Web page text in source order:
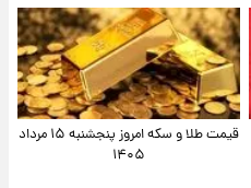
قیمت طلا و سکه امروز پنجشنبه ۱۵ مرداد
۱۴۰۵